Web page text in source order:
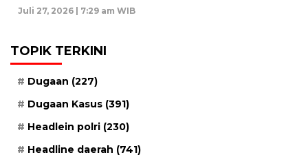
Juli 27, 2026 | 7:29 am WIB
TOPIK TERKINI
Dugaan (227)
Dugaan Kasus (391)
Headlein polri (230)
Headline daerah (741)